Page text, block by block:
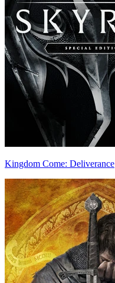
Kingdom Come: Deliverance